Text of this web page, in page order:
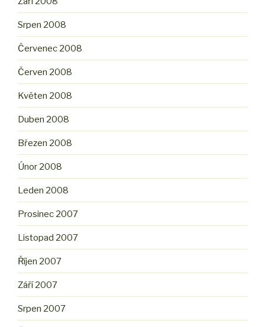
Srpen 2008
Červenec 2008
Červen 2008
Květen 2008
Duben 2008
Březen 2008
Únor 2008
Leden 2008
Prosinec 2007
Listopad 2007
Říjen 2007
Září 2007
Srpen 2007